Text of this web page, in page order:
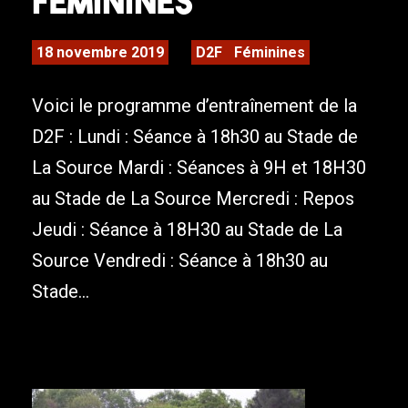
18 novembre 2019 D2F Féminines
Voici le programme d’entraînement de la
D2F : Lundi : Séance à 18h30 au Stade de
La Source Mardi : Séances à 9H et 18H30
au Stade de La Source Mercredi : Repos
Jeudi : Séance à 18H30 au Stade de La
Source Vendredi : Séance à 18h30 au
Stade...